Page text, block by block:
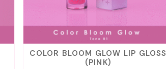
COLOR BLOOM GLOW LIP GLOSS
(PINK)